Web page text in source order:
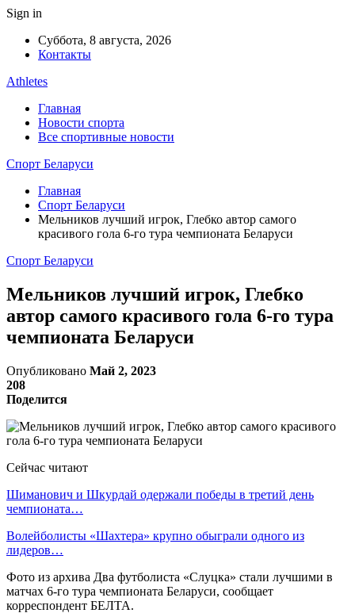
Sign in
Суббота, 8 августа, 2026
Контакты
Athletes
Главная
Новости спорта
Все спортивные новости
Спорт Беларуси
Главная
Спорт Беларуси
Мельников лучший игрок, Глебко автор самого
красивого гола 6-го тура чемпионата Беларуси
Спорт Беларуси
Мельников лучший игрок, Глебко
автор самого красивого гола 6-го тура
чемпионата Беларуси
Опубликовано Май 2, 2023
208
Поделится
Сейчас читают
Шиманович и Шкурдай одержали победы в третий день
чемпионата…
Волейболисты «Шахтера» крупно обыграли одного из
лидеров…
Фото из архива Два футболиста «Слуцка» стали лучшими в
матчах 6-го тура чемпионата Беларуси, сообщает
корреспондент БЕЛТА.